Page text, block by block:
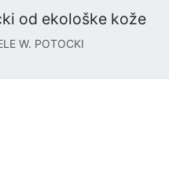
od ekološke kože
W. POTOCKI